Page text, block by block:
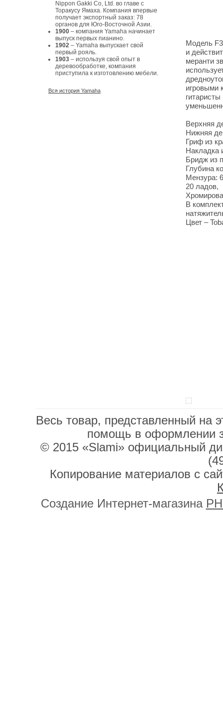
Nippon Gakki Co, Ltd. во главе с
Торакусу Ямаха. Компания впервые
получает экспортный заказ: 78
органов для Юго-Восточной Азии.
1900 – компания Yamaha начинает
выпуск первых пианино.
1902 – Yamaha выпускает свой
первый рояль.
1903 – используя свой опыт в
деревообработке, компания
приступила к изготовлению мебели.
Вся история Yamaha
Модель
и
меранти
игровыми
Верхняя
Нижняя
Гриф из
Накладка
Бридж из
Глубина
Мензура:
20 ладов,
В
Цвет –
Весь товар, представленный на
помощь в оформлении
© 2015 «Slami» официальный
Копирование материалов с
Создание Интернет-магазина